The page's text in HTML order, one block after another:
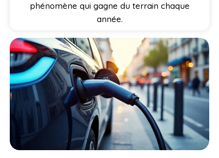
phénomène qui gagne du terrain chaque
année.